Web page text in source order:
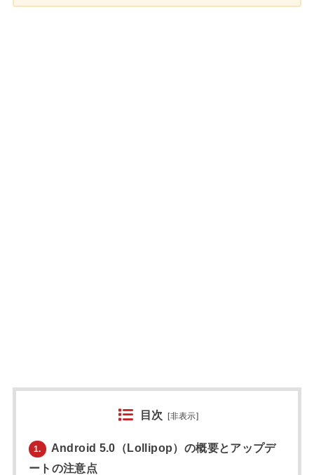
目次 [非表示]
1.
Android 5.0（Lollipop）の概要とアップデ
ートの注意点